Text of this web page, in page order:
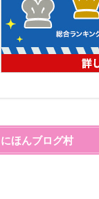
にほんブログ村